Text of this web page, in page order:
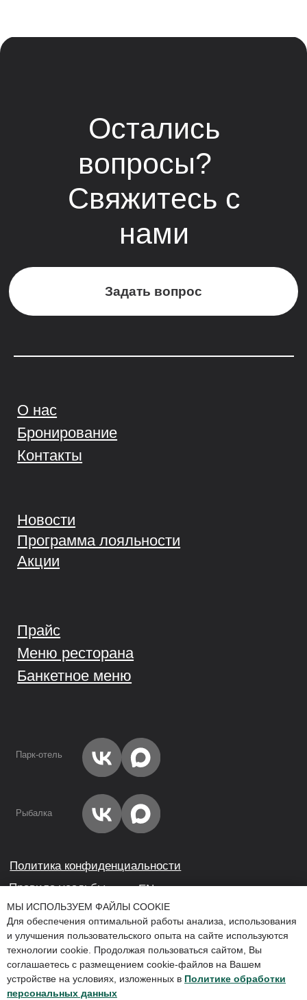
Мы используем файлы cookie для обеспечения наилучшего
взаимодействия с сайтом
МЫ ИСПОЛЬЗУЕМ ФАЙЛЫ COOKIE
Для обеспечения оптимальной работы анализа, использования
и улучшения пользовательского опыта на сайте используются
технологии cookie. Продолжая пользоваться сайтом, Вы
соглашаетесь с размещением cookie-файлов на Вашем
устройстве на условиях, изложенных в Политике обработки
персональных данных